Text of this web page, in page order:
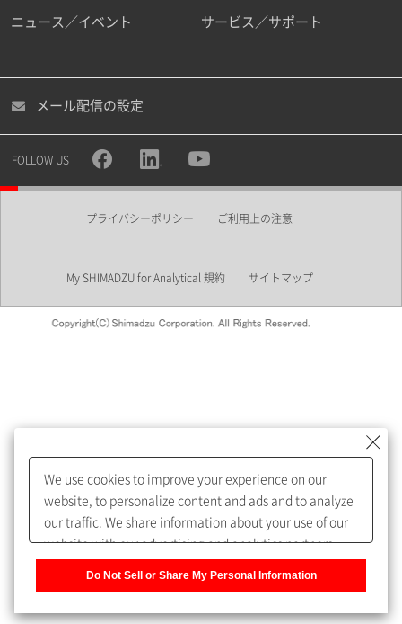
職種
所属部署
めします。
My SHIMADZU for Analyticalへ登録いただくと、技術情報や
取扱説明書・Webinarなどの閲覧ができます。
うになります。
ニュース／イベント サービス／サポート
メール配信の設定
FOLLOW US
プライバシーポリシー ご利用上の注意
My SHIMADZU for Analytical 規約 サイトマップ
We use cookies to improve your experience on our
website, to personalize content and ads and to analyze
our traffic. We share information about your use of our
website with our advertising and analytics partners,
Do Not Sell or Share My Personal Information